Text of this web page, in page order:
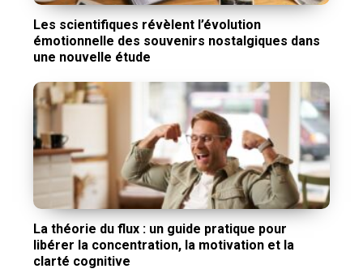
Les scientifiques révèlent l’évolution
émotionnelle des souvenirs nostalgiques dans
une nouvelle étude
La théorie du flux : un guide pratique pour
libérer la concentration, la motivation et la
clarté cognitive